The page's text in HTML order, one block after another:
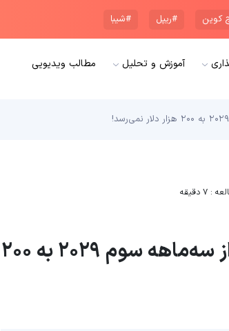
کوین #ریپل #شیبا
آموزش و تحلیل
مطالب ویدیویی
:۷ دقیقه
پیش‌بینی پیتر برنت: بیت‌کوین تا قبل از سه‌ماهه سوم ۲۰۲۹ به ۲۰۰